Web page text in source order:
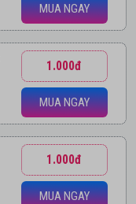
MUA NGAY
1.000đ
MUA NGAY
1.000đ
MUA NGAY